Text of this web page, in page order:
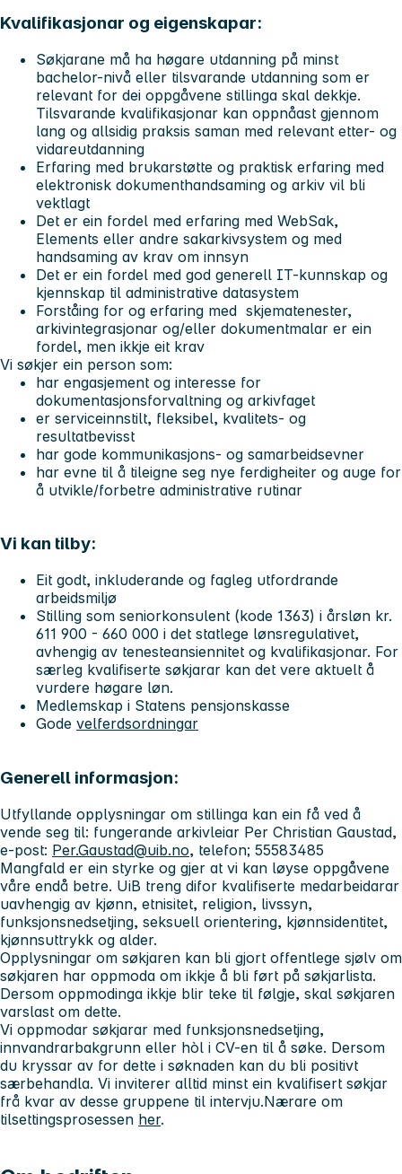
Kvalifikasjonar og eigenskapar:
Søkjarane må ha høgare utdanning på minst
bachelor-nivå eller tilsvarande utdanning som er
relevant for dei oppgåvene stillinga skal dekkje.
Tilsvarande kvalifikasjonar kan oppnåast gjennom
lang og allsidig praksis saman med relevant etter- og
vidareutdanning
Erfaring med brukarstøtte og praktisk erfaring med
elektronisk dokumenthandsaming og arkiv vil bli
vektlagt
Det er ein fordel med erfaring med WebSak,
Elements eller andre sakarkivsystem og med
handsaming av krav om innsyn
Det er ein fordel med god generell IT-kunnskap og
kjennskap til administrative datasystem
Forståing for og erfaring med skjematenester,
arkivintegrasjonar og/eller dokumentmalar er ein
fordel, men ikkje eit krav
Vi søkjer ein person som:
har engasjement og interesse for
dokumentasjonsforvaltning og arkivfaget
er serviceinnstilt, fleksibel, kvalitets- og
resultatbevisst
har gode kommunikasjons- og samarbeidsevner
har evne til å tileigne seg nye ferdigheiter og auge for
å utvikle/forbetre administrative rutinar
Vi kan tilby:
Eit godt, inkluderande og fagleg utfordrande
arbeidsmiljø
Stilling som seniorkonsulent (kode 1363) i årsløn kr.
611 900 - 660 000 i det statlege lønsregulativet,
avhengig av tenesteansiennitet og kvalifikasjonar. For
særleg kvalifiserte søkjarar kan det vere aktuelt å
vurdere høgare løn.
Medlemskap i Statens pensjonskasse
Gode velferdsordningar
Generell informasjon:
Utfyllande opplysningar om stillinga kan ein få ved å
vende seg til: fungerande arkivleiar Per Christian Gaustad,
e-post: Per.Gaustad@uib.no, telefon; 55583485
Mangfald er ein styrke og gjer at vi kan løyse oppgåvene
våre endå betre. UiB treng difor kvalifiserte medarbeidarar
uavhengig av kjønn, etnisitet, religion, livssyn,
funksjonsnedsetjing, seksuell orientering, kjønnsidentitet,
kjønnsuttrykk og alder.
Opplysningar om søkjaren kan bli gjort offentlege sjølv om
søkjaren har oppmoda om ikkje å bli ført på søkjarlista.
Dersom oppmodinga ikkje blir teke til følgje, skal søkjaren
varslast om dette.
Vi oppmodar søkjarar med funksjonsnedsetjing,
innvandrarbakgrunn eller hòl i CV-en til å søke. Dersom
du kryssar av for dette i søknaden kan du bli positivt
særbehandla. Vi inviterer alltid minst ein kvalifisert søkjar
frå kvar av desse gruppene til intervju.Nærare om
tilsettingsprosessen her.